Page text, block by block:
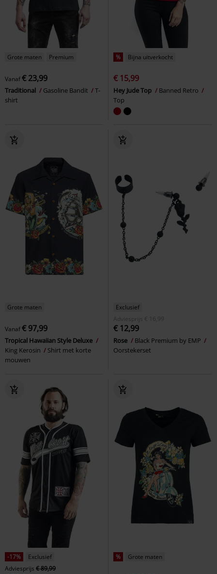
Grote maten Premium
Vanaf€ 23,99
Traditional Gasoline Bandit
T-
shirt
% Bijna uitverkocht
€ 15,99
Hey Jude Top
Banned Retro
Top
Grote maten
Vanaf€ 97,99
Tropical Hawaiian Style Deluxe
King Kerosin
Shirt met korte
mouwen
Exclusief
Adviesprijs
€ 16,99
€ 12,99
Rose
Black Premium by EMP
Oorstekerset
-17%
Exclusief
Adviesprijs € 89,99
% Grote maten